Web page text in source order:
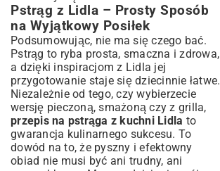
Pstrąg z Lidla – Prosty Sposób
na Wyjątkowy Posiłek
Podsumowując, nie ma się czego bać.
Pstrąg to ryba prosta, smaczna i zdrowa,
a dzięki inspiracjom z Lidla jej
przygotowanie staje się dziecinnie łatwe.
Niezależnie od tego, czy wybierzecie
wersję pieczoną, smażoną czy z grilla,
przepis na pstrąga z kuchni Lidla to
gwarancja kulinarnego sukcesu. To
dowód na to, że pyszny i efektowny
obiad nie musi być ani trudny, ani